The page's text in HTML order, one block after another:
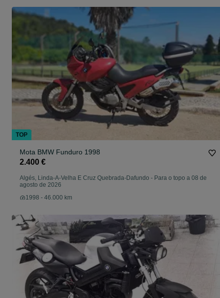
Mota BMW Funduro 1998
2.400 €
Algés, Linda-A-Velha E Cruz Quebrada-Dafundo - Para o topo a 08 de
agosto de 2026
1998 - 46.000 km
TOP